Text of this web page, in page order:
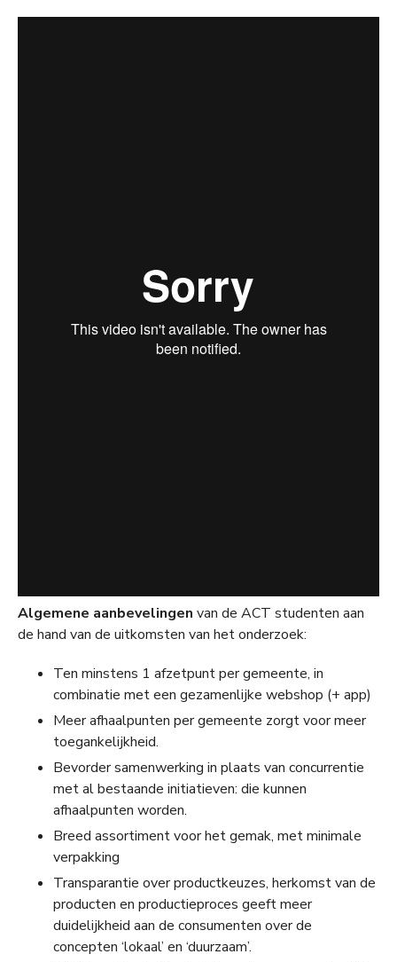
Algemene aanbevelingen van de ACT studenten aan
de hand van de uitkomsten van het onderzoek:
Ten minstens 1 afzetpunt per gemeente, in
combinatie met een gezamenlijke webshop (+ app)
Meer afhaalpunten per gemeente zorgt voor meer
toegankelijkheid.
Bevorder samenwerking in plaats van concurrentie
met al bestaande initiatieven: die kunnen
afhaalpunten worden.
Breed assortiment voor het gemak, met minimale
verpakking
Transparantie over productkeuzes, herkomst van de
producten en productieproces geeft meer
duidelijkheid aan de consumenten over de
concepten ‘lokaal’ en ‘duurzaam’.